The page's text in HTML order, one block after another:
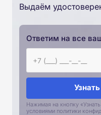
Выдаём
Ответим на все
Нажимая на кнопку
условиями политики